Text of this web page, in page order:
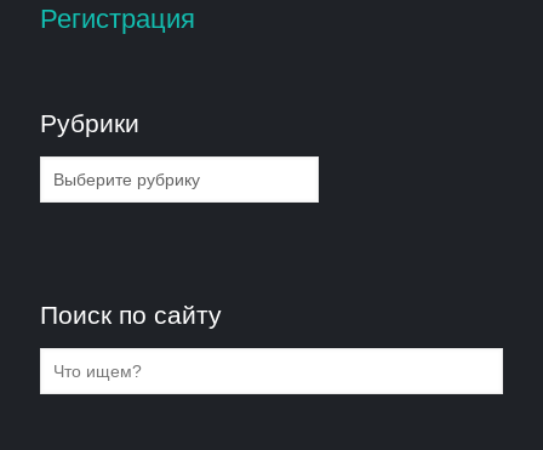
Регистрация
Рубрики
Рубрики
Поиск по сайту